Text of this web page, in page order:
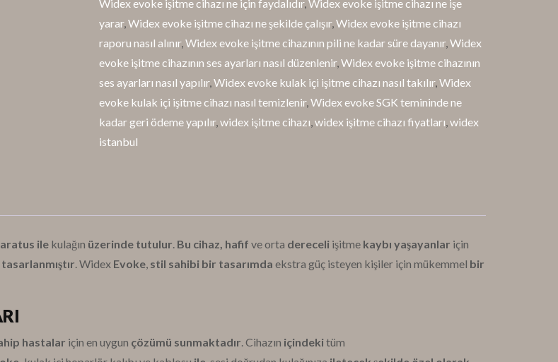
Widex evoke işitme cihazı ne için faydalıdır,Widex evoke işitme cihazı ne işe
yarar,Widex evoke işitme cihazı ne şekilde çalışır,Widex evoke işitme cihazı
raporu nasıl alınır,Widex evoke işitme cihazının pili ne kadar süre dayanır,Widex
evoke işitme cihazının ses ayarları nasıl düzenlenir,Widex evoke işitme cihazının
ses ayarları nasıl yapılır,Widex evoke kulak içi işitme cihazı nasıl takılır,Widex
evoke kulak içi işitme cihazı nasıl temizlenir,Widex evoke SGK temininde ne
kadar geri ödeme yapılır,widex işitme cihazı,widex işitme cihazı fiyatları,widex
istanbul
ile kulağın üzerinde tutulur. Bu cihaz, hafif ve orta dereceli işitme kaybı yaşayanlar için
tasarlanmıştır.Widex Evoke, stil sahibi bir tasarımda ekstra güç isteyen kişiler için mükemmel bir
hastalar için en uygun çözümü sunmaktadır.Cihazın içindekitüm